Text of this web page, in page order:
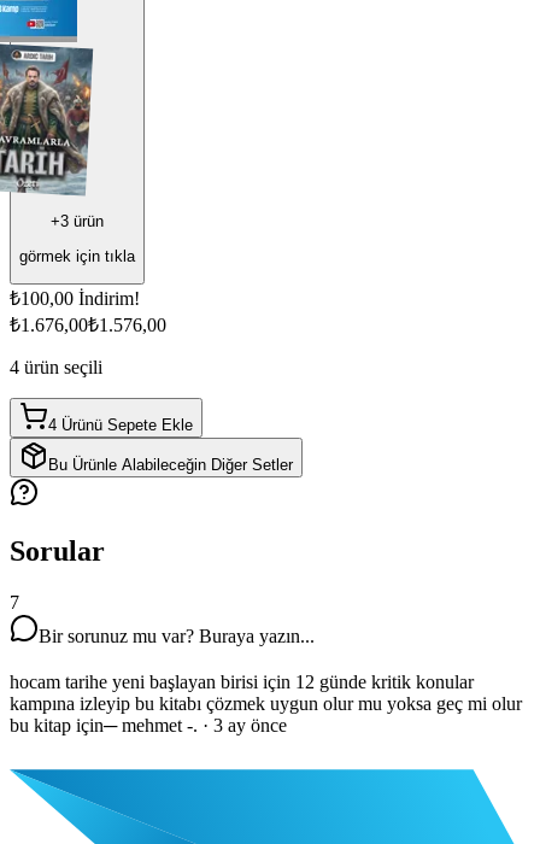
+3 ürün
görmek için tıkla
₺100,00 İndirim!
₺1.676,00₺1.576,00
4 ürün seçili
4 Ürünü Sepete Ekle
Bu Ürünle Alabileceğin Diğer Setler
Sorular
7
Bir sorunuz mu var? Buraya yazın...
hocam tarihe yeni başlayan birisi için 12 günde kritik konular
kampına izleyip bu kitabı çözmek uygun olur mu yoksa geç mi olur
bu kitap için─mehmet -. · 3 ay önce